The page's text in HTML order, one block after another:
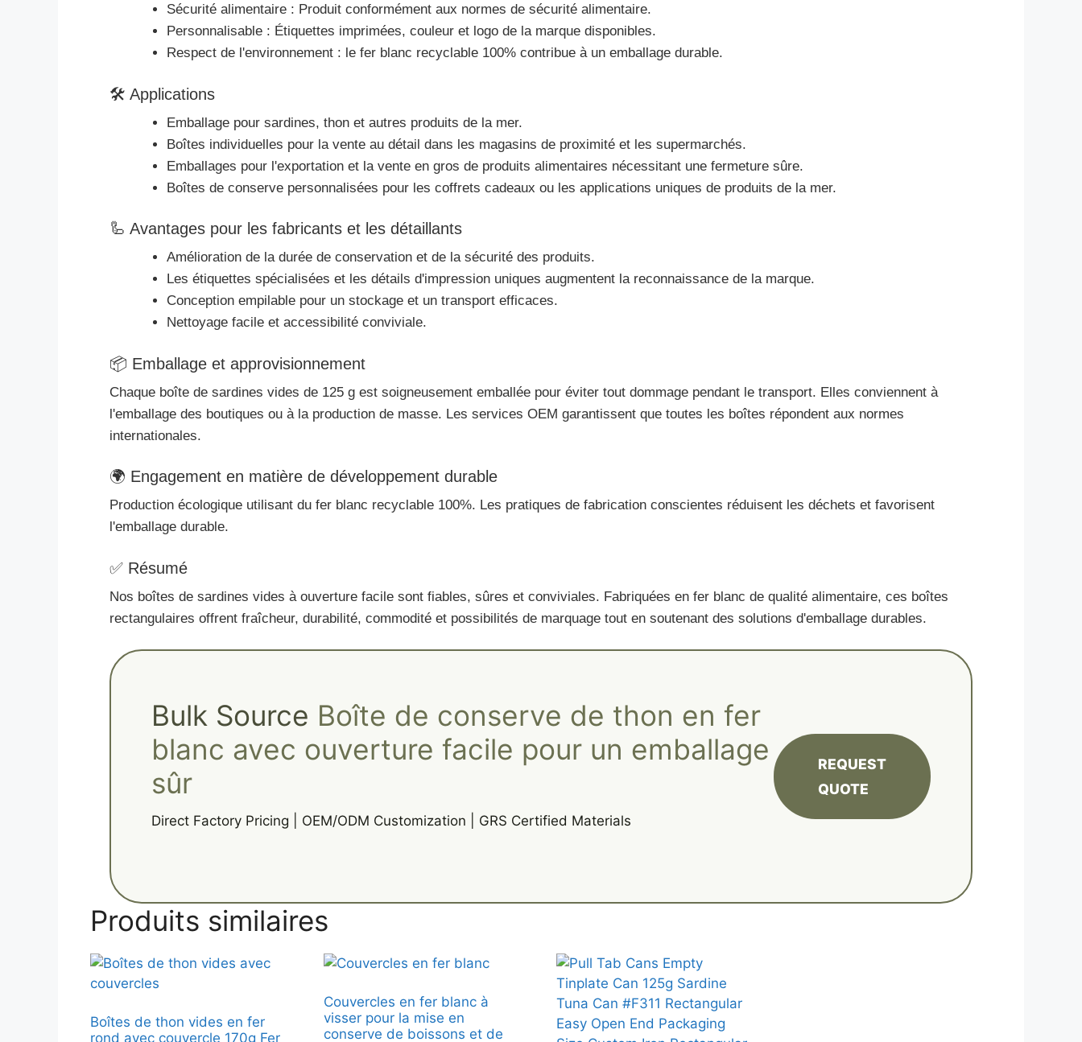
Sécurité alimentaire : Produit conformément aux normes de sécurité alimentaire.
Personnalisable : Étiquettes imprimées, couleur et logo de la marque disponibles.
Respect de l'environnement : le fer blanc recyclable 100% contribue à un emballage durable.
🛠 Applications
Emballage pour sardines, thon et autres produits de la mer.
Boîtes individuelles pour la vente au détail dans les magasins de proximité et les supermarchés.
Emballages pour l'exportation et la vente en gros de produits alimentaires nécessitant une fermeture sûre.
Boîtes de conserve personnalisées pour les coffrets cadeaux ou les applications uniques de produits de la mer.
🦾 Avantages pour les fabricants et les détaillants
Amélioration de la durée de conservation et de la sécurité des produits.
Les étiquettes spécialisées et les détails d'impression uniques augmentent la reconnaissance de la marque.
Conception empilable pour un stockage et un transport efficaces.
Nettoyage facile et accessibilité conviviale.
📦 Emballage et approvisionnement
Chaque boîte de sardines vides de 125 g est soigneusement emballée pour éviter tout dommage pendant le transport. Elles conviennent à
l'emballage des boutiques ou à la production de masse. Les services OEM garantissent que toutes les boîtes répondent aux normes
internationales.
🌍 Engagement en matière de développement durable
Production écologique utilisant du fer blanc recyclable 100%. Les pratiques de fabrication conscientes réduisent les déchets et favorisent
l'emballage durable.
✅ Résumé
Nos boîtes de sardines vides à ouverture facile sont fiables, sûres et conviviales. Fabriquées en fer blanc de qualité alimentaire, ces boîtes
rectangulaires offrent fraîcheur, durabilité, commodité et possibilités de marquage tout en soutenant des solutions d'emballage durables.
Bulk Source Boîte de conserve de thon en fer
blanc avec ouverture facile pour un emballage
sûr
Direct Factory Pricing | OEM/ODM Customization | GRS Certified Materials
REQUEST
QUOTE
Produits similaires
Boîtes de thon vides en fer
rond avec couvercle 170g Fer
Couvercles en fer blanc à
visser pour la mise en
conserve de boissons et de